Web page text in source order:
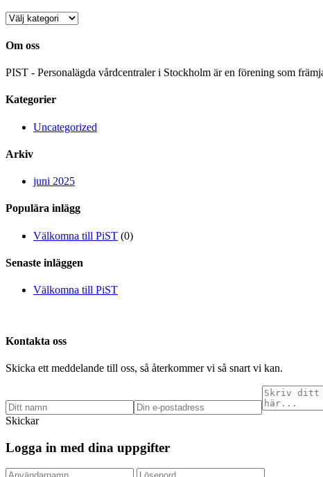
Kategorier
Om oss
PIST - Personalägda vårdcentraler i Stockholm är en förening som
Kategorier
Uncategorized
Arkiv
juni 2025
Populära inlägg
Välkomna till PiST (0)
Senaste inläggen
Välkomna till PiST
Kontakta oss
Skicka ett meddelande till oss, så återkommer vi så snart vi kan.
Skickar
Logga in med dina uppgifter